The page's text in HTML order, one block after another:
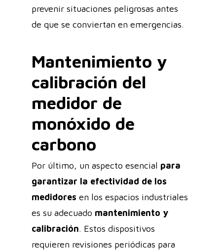
prevenir situaciones peligrosas antes
de que se conviertan en emergencias.
Mantenimiento y
calibración del
medidor de
monóxido de
carbono
Por último, un aspecto esencial para
garantizar la efectividad de los
medidores en los espacios industriales
es su adecuado mantenimiento y
calibración. Estos dispositivos
requieren revisiones periódicas para